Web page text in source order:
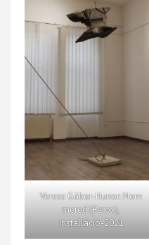
Veress Gábor-Hunor: Nem
mered!(Ferox),
installáció-2021